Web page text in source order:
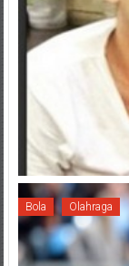
Bola Olahraga